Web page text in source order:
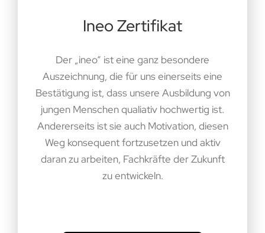
Ineo Zertifikat
Der „ineo“ ist eine ganz besondere
Auszeichnung, die für uns einerseits eine
Bestätigung ist, dass unsere Ausbildung von
jungen Menschen qualiativ hochwertig ist.
Andererseits ist sie auch Motivation, diesen
Weg konsequent fortzusetzen und aktiv
daran zu arbeiten, Fachkräfte der Zukunft
zu entwickeln.